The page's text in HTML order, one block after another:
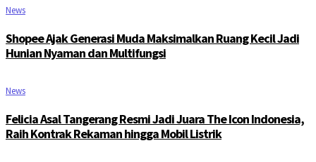
News
Shopee Ajak Generasi Muda Maksimalkan Ruang Kecil Jadi
Hunian Nyaman dan Multifungsi
News
Felicia Asal Tangerang Resmi Jadi Juara The Icon Indonesia,
Raih Kontrak Rekaman hingga Mobil Listrik